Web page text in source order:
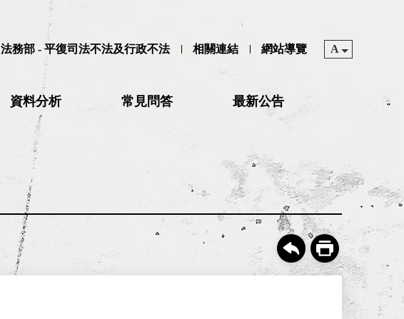
法務部 - 平復司法不法及行政不法 相關連結 網站導覽 A
資料分析 常見問答 最新公告